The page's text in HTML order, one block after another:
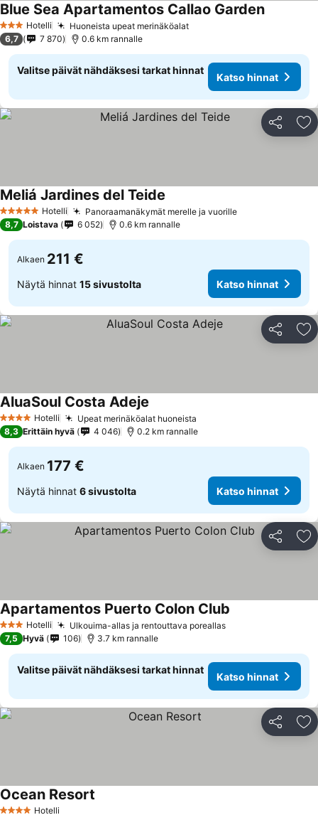
3 Tähtiluokitus
Hotelli Huoneista upeat merinäköalat
Blue Sea Apartamentos Callao Garden
6,7 7 870 0.6 km rannalle
Valitse päivät nähdäksesi tarkat hinnat
Katso hinnat
Jaa
5 Tähtiluokitus
Hotelli Panoraamanäkymät merelle ja vuorille
Meliá Jardines del Teide
8,7 Loistava 6 052 0.6 km rannalle
Alkaen 211 €
Näytä hinnat 15 sivustolta Katso hinnat
Jaa
4 Tähtiluokitus
Hotelli Upeat merinäköalat huoneista
AluaSoul Costa Adeje
8,3 Erittäin hyvä 4 046 0.2 km rannalle
Alkaen 177 €
Näytä hinnat 6 sivustolta Katso hinnat
Jaa
3 Tähtiluokitus
Hotelli Ulkouima-allas ja rentouttava poreallas
Apartamentos Puerto Colon Club
7,5 Hyvä 106 3.7 km rannalle
Valitse päivät nähdäksesi tarkat hinnat
Katso hinnat
Jaa
Hotelli
Ocean Resort